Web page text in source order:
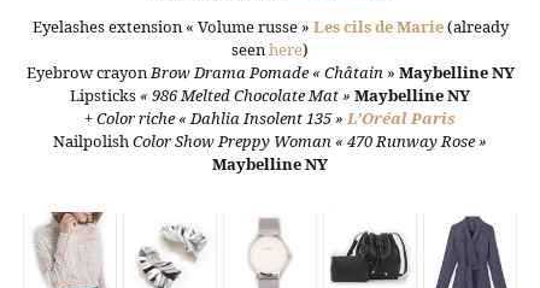
Eyelashes extension « Volume russe » Les cils de Marie(already
seen here)
Eyebrow crayon Brow Drama Pomade « Châtain » Maybelline NY
Lipsticks« 986 Melted Chocolate Mat » Maybelline NY
+Color riche « Dahlia Insolent 135 » L’Oréal Paris
Nailpolish Color Show Preppy Woman « 470 Runway Rose »
Maybelline NY